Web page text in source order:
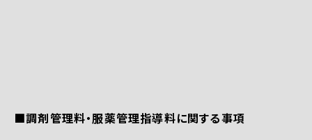
■調剤管理料・服薬管理指導料に関する事項